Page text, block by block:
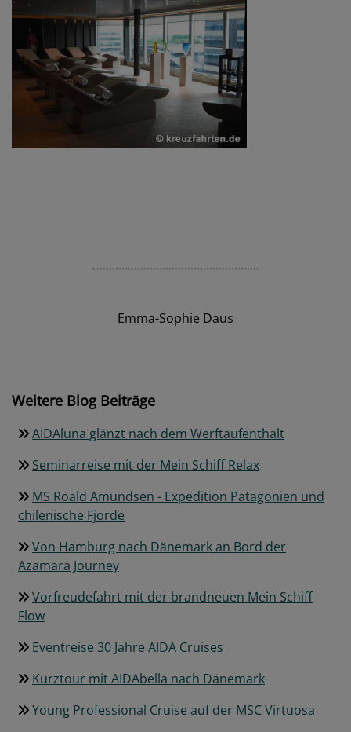
Emma-Sophie Daus
Weitere Blog Beiträge
AIDAluna glänzt nach dem Werftaufenthalt
Seminarreise mit der Mein Schiff Relax
MS Roald Amundsen - Expedition Patagonien und
chilenische Fjorde
Von Hamburg nach Dänemark an Bord der
Azamara Journey
Vorfreudefahrt mit der brandneuen Mein Schiff
Flow
Eventreise 30 Jahre AIDA Cruises
Kurztour mit AIDAbella nach Dänemark
Young Professional Cruise auf der MSC Virtuosa